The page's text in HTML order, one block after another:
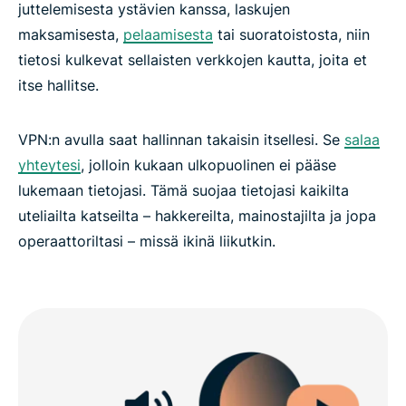
juttelemisesta ystävien kanssa, laskujen
maksamisesta, pelaamisesta tai suoratoistosta, niin
tietosi kulkevat sellaisten verkkojen kautta, joita et
itse hallitse.
VPN:n avulla saat hallinnan takaisin itsellesi. Se salaa
yhteytesi, jolloin kukaan ulkopuolinen ei pääse
lukemaan tietojasi. Tämä suojaa tietojasi kaikilta
uteliailta katseilta – hakkereilta, mainostajilta ja jopa
operaattoriltasi – missä ikinä liikutkin.